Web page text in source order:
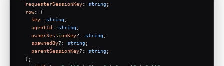
requesterSessionKey: string ;
row: {
key: string ;
agentId : string ;
ownerSessionKey?: string ;
spawnedBy?: string ;
parentSessionKey?: string ;
  };